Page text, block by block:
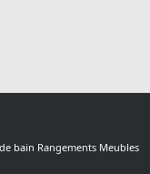
bain Rangements Meubles